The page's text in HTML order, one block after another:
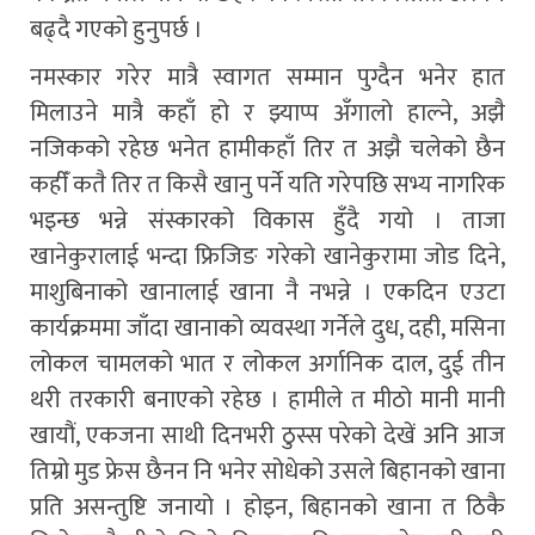
बढ्दै गएको हुनुपर्छ ।
नमस्कार गरेर मात्रै स्वागत सम्मान पुग्दैन भनेर हात
मिलाउने मात्रै कहाँ हो र झ्याप्प अँगालो हाल्ने, अझै
नजिकको रहेछ भनेत हामीकहाँ तिर त अझै चलेको छैन
कहीँ कतै तिर त किसै खानु पर्ने यति गरेपछि सभ्य नागरिक
भइन्छ भन्ने संस्कारको विकास हुँदै गयो । ताजा
खानेकुरालाई भन्दा फ्रिजिङ गरेको खानेकुरामा जोड दिने,
माशुबिनाको खानालाई खाना नै नभन्ने । एकदिन एउटा
कार्यक्रममा जाँदा खानाको व्यवस्था गर्नेले दुध, दही, मसिना
लोकल चामलको भात र लोकल अर्गानिक दाल, दुई तीन
थरी तरकारी बनाएको रहेछ । हामीले त मीठो मानी मानी
खायौं, एकजना साथी दिनभरी ठुस्स परेको देखें अनि आज
तिम्रो मुड फ्रेस छैनन नि भनेर सोधेको उसले बिहानको खाना
प्रति असन्तुष्टि जनायो । होइन, बिहानको खाना त ठिकै